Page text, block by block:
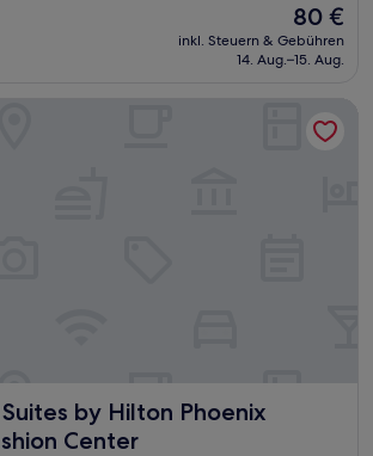
Der
Preis
beträgt
80 €
inkl. Steuern & Gebühren
14. Aug.–15. Aug.
by Hilton Phoenix
Center
by Hilton Phoenix Chandler/Fashion